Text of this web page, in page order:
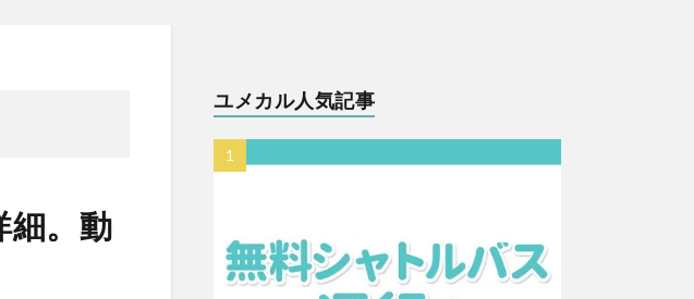
細。動
ユメカル人気記事